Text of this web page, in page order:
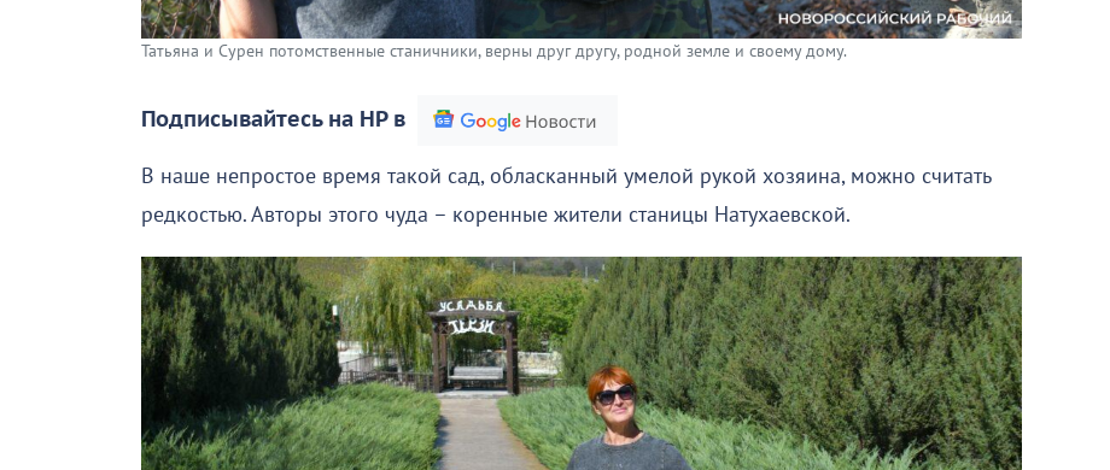
Татьяна и Сурен потомственные станичники, верны друг другу, родной земле и своему дому.
Подписывайтесь на НР в
В наше непростое время такой сад, обласканный умелой рукой хозяина, можно считать
редкостью. Авторы этого чуда – коренные жители станицы Натухаевской.